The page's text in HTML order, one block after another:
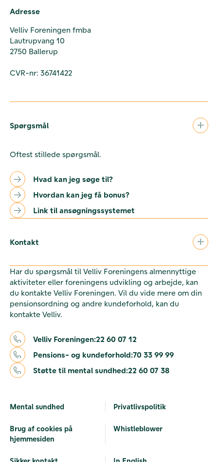
Adresse
Velliv Foreningen fmba
Lautrupvang 10
2750 Ballerup
CVR-nr: 36741422
Spørgsmål
Oftest stillede spørgsmål.
Hvad kan jeg søge til?
Hvordan kan jeg få bonus?
Link til ansøgningssystemet
Kontakt
Har du spørgsmål til Velliv Foreningens almennyttige
aktiviteter eller foreningens udvikling og arbejde, kan
du kontakte Velliv Foreningen. Vil du vide mere om din
pensionsordning og andre kundeforhold, kan du
kontakte Velliv.
Velliv Foreningen:22 60 07 12
Pensions- og kundeforhold:70 33 99 99
Støtte til mental sundhed:22 60 07 38
Mental sundhed Privatlivspolitik
Brug af cookies på
hjemmesiden
Whistleblower